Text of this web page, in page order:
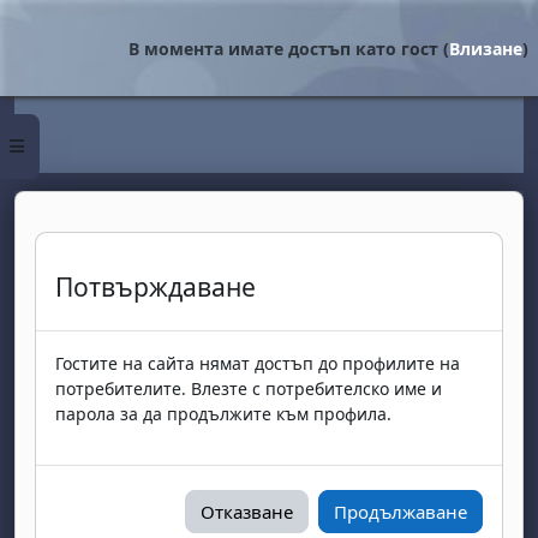
Страничен панел
В момента имате достъп като гост (Влизане)
Потвърждаване
Гостите на сайта нямат достъп до профилите на
потребителите. Влезте с потребителско име и
парола за да продължите към профила.
Отказване Продължаване